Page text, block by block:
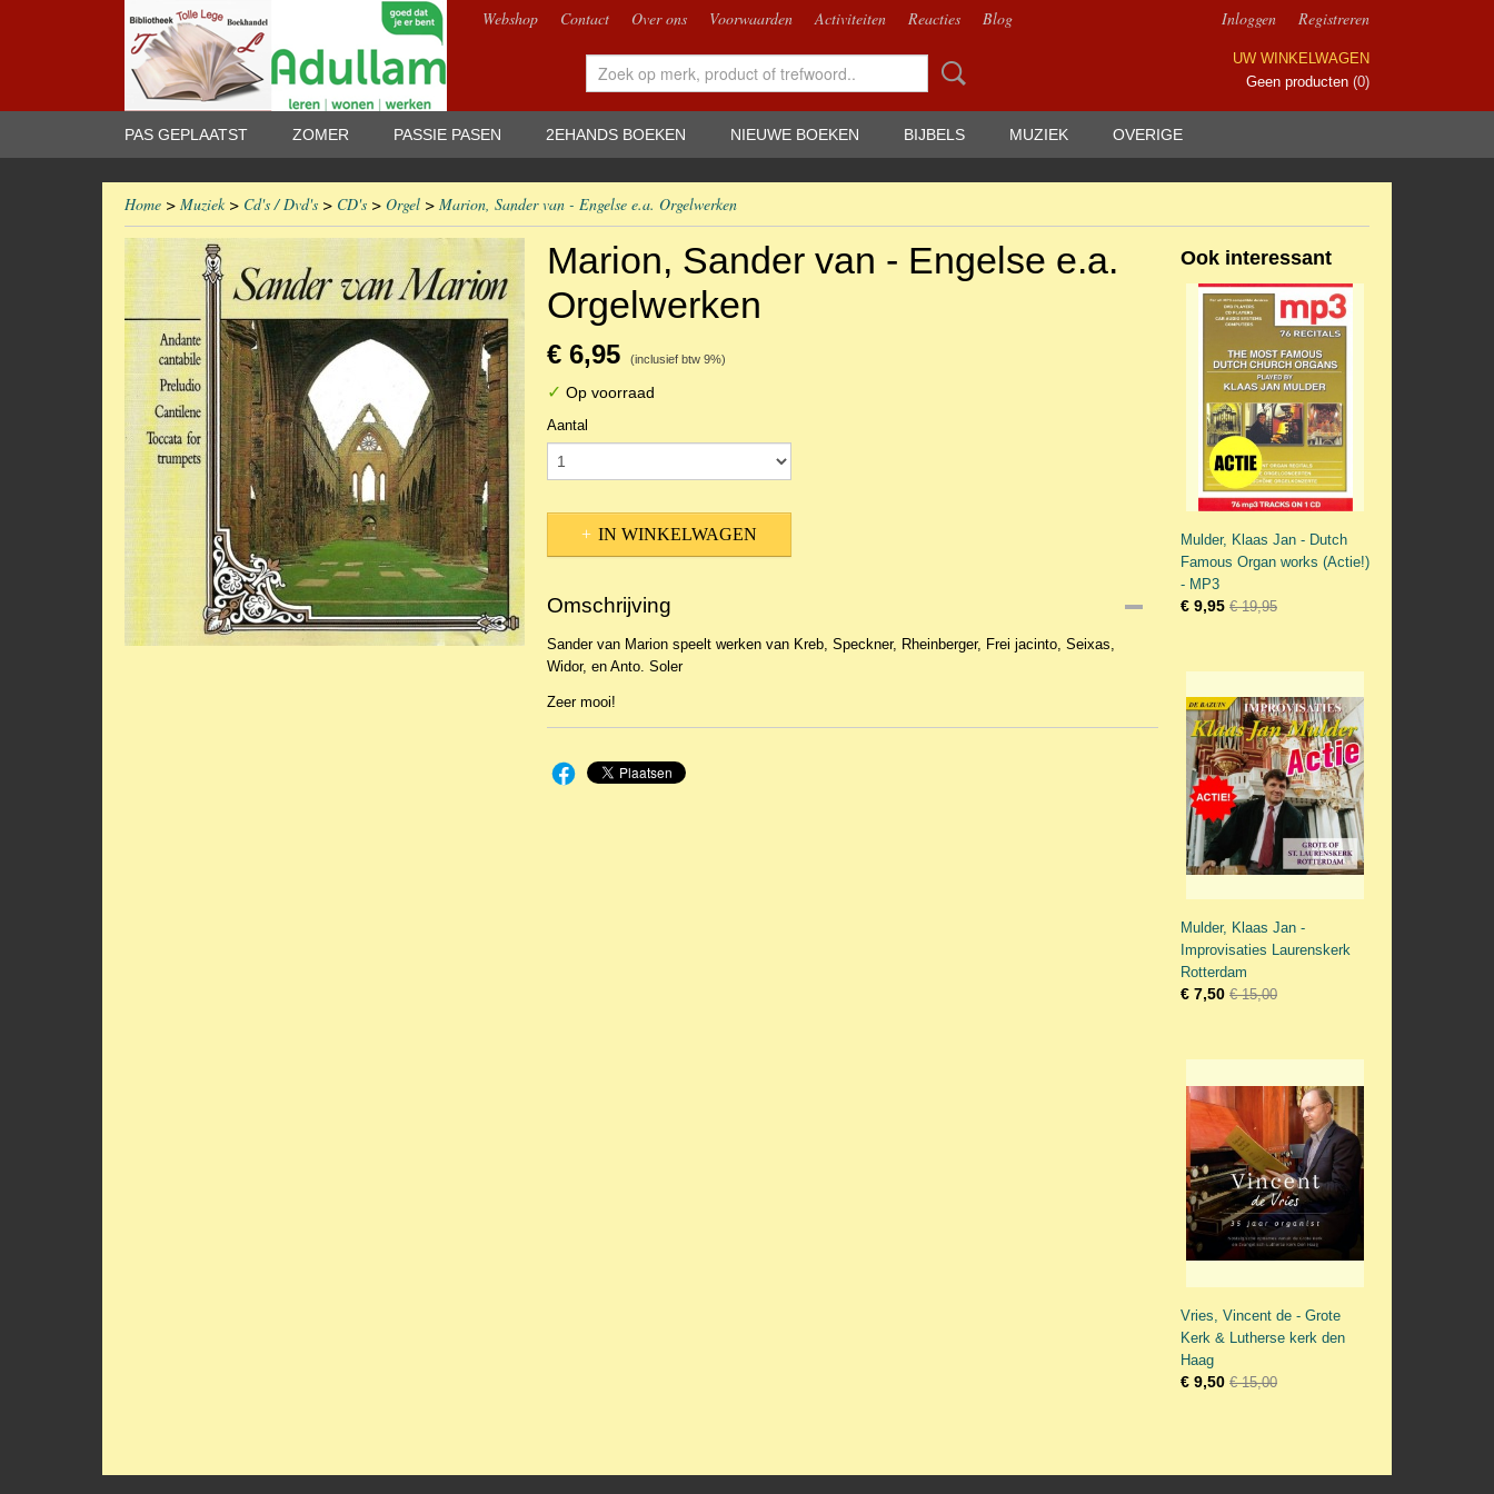
Webshop Contact Over ons Voorwaarden Activiteiten Reacties Blog Inloggen Registreren
UW WINKELWAGEN
Geen producten (0)
PAS GEPLAATST ZOMER PASSIE PASEN 2EHANDS BOEKEN NIEUWE BOEKEN BIJBELS MUZIEK OVERIGE
Home > Muziek> Cd's / Dvd's > CD's > Orgel > Marion, Sander van - Engelse e.a. Orgelwerken
Marion, Sander van - Engelse e.a.
Orgelwerken
€ 6,95 (inclusief btw 9%)
✓ Op voorraad
Aantal
IN WINKELWAGEN
Omschrijving
Sander van Marion speelt werken van Kreb, Speckner, Rheinberger, Frei jacinto, Seixas,
Widor, en Anto. Soler
Zeer mooi!
Ook interessant
Mulder, Klaas Jan - Dutch
Famous Organ works (Actie!)
- MP3
€ 9,95 € 19,95
Mulder, Klaas Jan -
Improvisaties Laurenskerk
Rotterdam
€ 7,50 € 15,00
Vries, Vincent de - Grote
Kerk & Lutherse kerk den
Haag
€ 9,50 € 15,00